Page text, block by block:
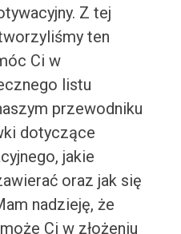
Z tej
ten
Ci w
listu
przewodniku
dotyczące
jakie
oraz jak się
nadzieję, że
Ci w złożeniu